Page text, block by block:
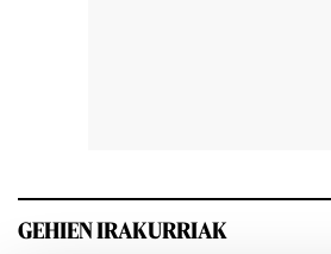
GEHIEN IRAKURRIAK